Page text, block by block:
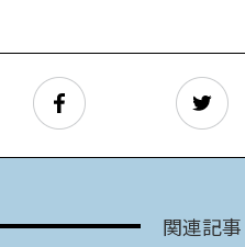
関連記事